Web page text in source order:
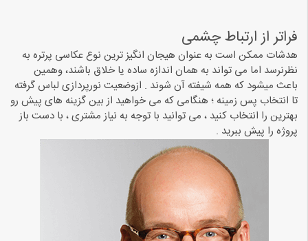
فراتر از ارتباط چشمی
هدشات ممکن است به عنوان هیجان انگیز ترین نوع عکاسی پرتره به
نظرنرسد اما می تواند به همان اندازه ساده یا خلاق باشند، وهمین
باعث میشود که همه شیفته آن شوند . ازوضعیت نورپردازی لباس گرفته
تا انتخاب پس زمینه ؛ هنگامی که می خواهید از بین گزینه های پیش رو
بهترین را انتخاب کنید ، می توانید با توجه به نیاز مشتری ، با دست باز
پروژه را پیش ببرید .